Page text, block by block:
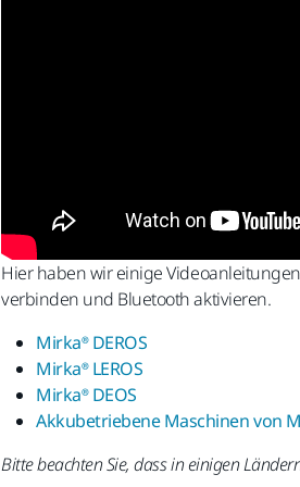
Hier haben wir einige
verbinden und Bluetooth aktivieren.
Mirka® DEROS
Mirka® LEROS
Mirka® DEOS
Akkubetriebene Maschinen von
Bitte beachten Sie, dass in einigen